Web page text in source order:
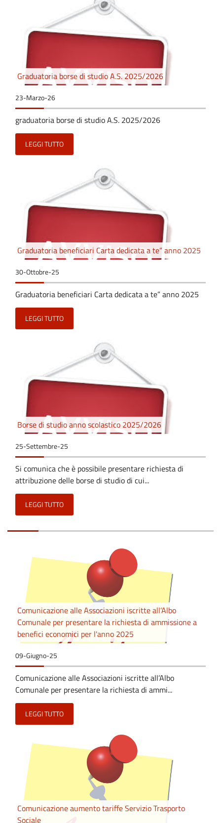
Graduatoria borse di studio A.S. 2025/2026
23-Marzo-26
graduatoria borse di studio A.S. 2025/2026
LEGGI TUTTO
Graduatoria beneficiari Carta dedicata a te” anno 2025
30-Ottobre-25
Graduatoria beneficiari Carta dedicata a te” anno 2025
LEGGI TUTTO
Borse di studio anno scolastico 2025/2026
25-Settembre-25
Si comunica che è possibile presentare richiesta di
attribuzione delle borse di studio di cui...
LEGGI TUTTO
Comunicazione alle Associazioni iscritte all’Albo
Comunale per presentare la richiesta di ammissione a
benefici economici per l'anno 2025
09-Giugno-25
Comunicazione alle Associazioni iscritte all’Albo
Comunale per presentare la richiesta di ammi...
LEGGI TUTTO
Comunicazione aumento tariffe Servizio Trasporto
Sociale